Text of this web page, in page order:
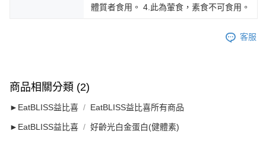
體質者食用。 4.此為葷食，素食不可食用。
客服
商品相關分類 (2)
►EatBLISS益比喜 EatBLISS益比喜所有商品
►EatBLISS益比喜 好齡光白金蛋白(健體素)